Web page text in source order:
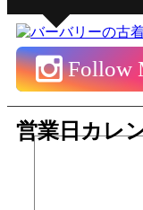
Follow
営業日カレ